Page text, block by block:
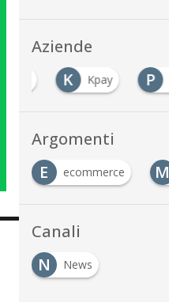
Aziende
K Kpay P
Argomenti
E ecommerce M
Canali
N
News